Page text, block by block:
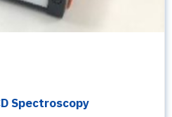
Spectroscopy